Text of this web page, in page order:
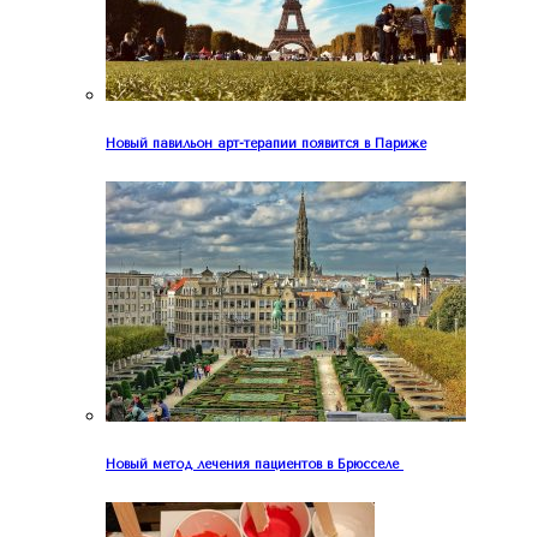
Новый павильон арт-терапии появится в Париже
Новый метод лечения пациентов в Брюсселе